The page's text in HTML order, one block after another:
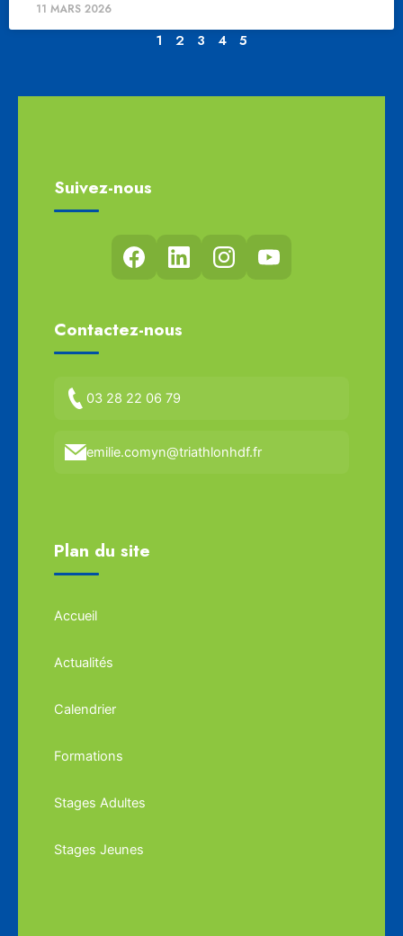
11 MARS 2026
1 2 3 4 5
Suivez-nous
Contactez-nous
03 28 22 06 79
emilie.comyn@triathlonhdf.fr
Plan du site
Accueil
Actualités
Calendrier
Formations
Stages Adultes
Stages Jeunes